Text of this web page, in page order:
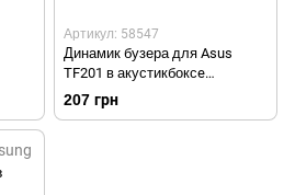
Артикул: 58547
Динамик бузера для Asus
TF201 в акустикбоксe
Оригинал Б/У
207 грн